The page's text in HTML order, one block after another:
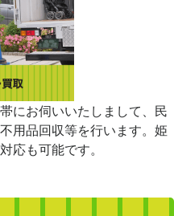
にお伺いいたしまして、民
用品回収等を行います。姫
応も可能です。